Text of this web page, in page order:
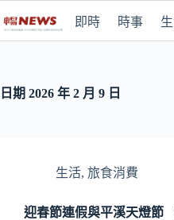
即時 時事
日期 2026 年 2 月 9 日
生活, 旅食消費
迎春節連假與平溪天燈節